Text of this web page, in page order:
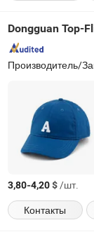
Dongguan Top-
Производитель/
3,80-4,20$/шт.
Контакты